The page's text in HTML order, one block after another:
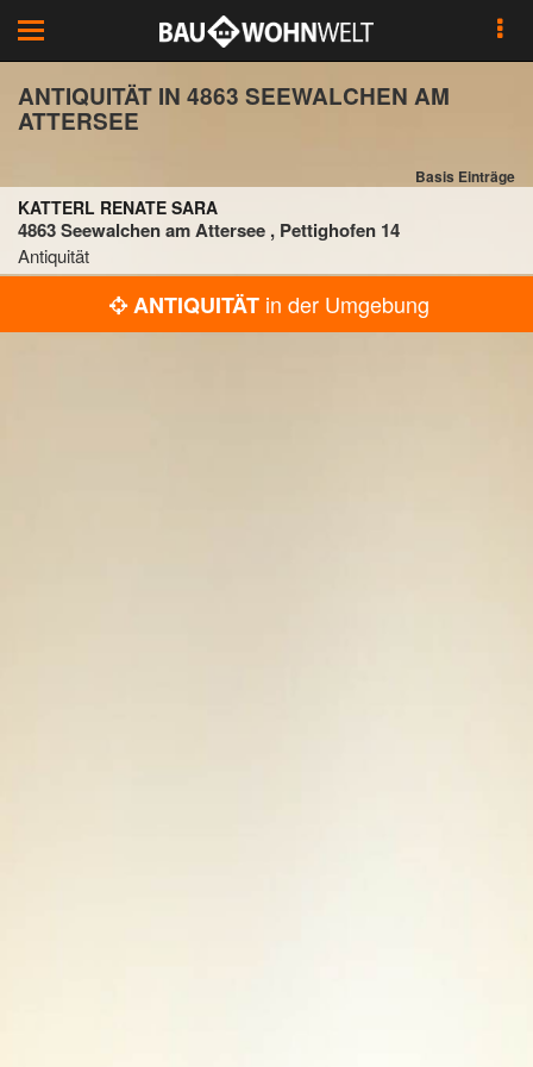
Toggle
navigation
ANTIQUITÄT IN 4863 SEEWALCHEN AM
ATTERSEE
Basis Einträge
KATTERL RENATE SARA
4863 Seewalchen am Attersee , Pettighofen 14
Antiquität
ANTIQUITÄTin der Umgebung